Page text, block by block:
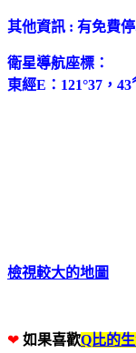
其他資訊 : 有免費
衛星導航座標：
東經E：121°37，43
檢視較大的地圖
❤ 如果喜歡Q比的